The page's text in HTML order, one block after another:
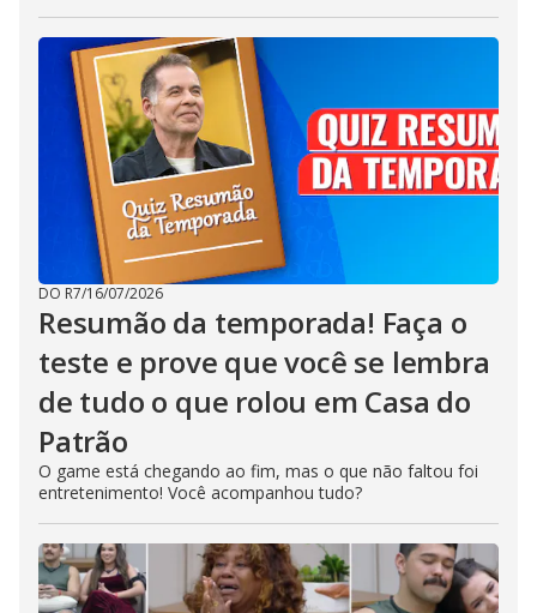
DO R7/16/07/2026
Resumão da temporada! Faça o
teste e prove que você se lembra
de tudo o que rolou em Casa do
Patrão
O game está chegando ao fim, mas o que não faltou foi
entretenimento! Você acompanhou tudo?